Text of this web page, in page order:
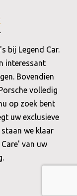
bij Legend Car.
interessant
Bovendien
volledig
op zoek bent
uw exclusieve
staan we klaar
van uw